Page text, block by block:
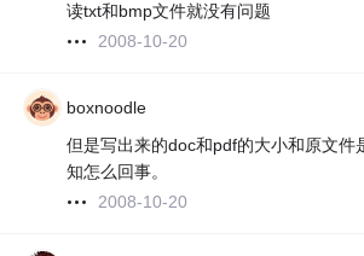
读txt和bmp文件就没有问题
2008-10-20
boxnoodle
但是写出来的doc和pdf的大小和原文件
知怎么回事。
2008-10-20